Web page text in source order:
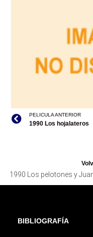
PELICULA ANTERIOR
1990 Los hojalateros
1990 Los pelotones y
BIBLIOGRAFÍA